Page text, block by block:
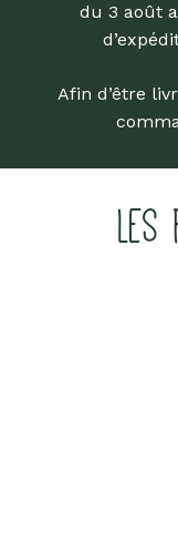
du 3 août
Afin d’être
LES